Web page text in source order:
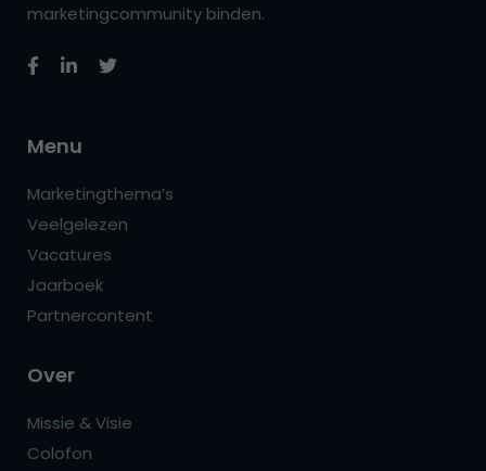
marketingcommunity binden.
Menu
Marketingthema’s
Veelgelezen
Vacatures
Jaarboek
Partnercontent
Over
Missie & Visie
Colofon